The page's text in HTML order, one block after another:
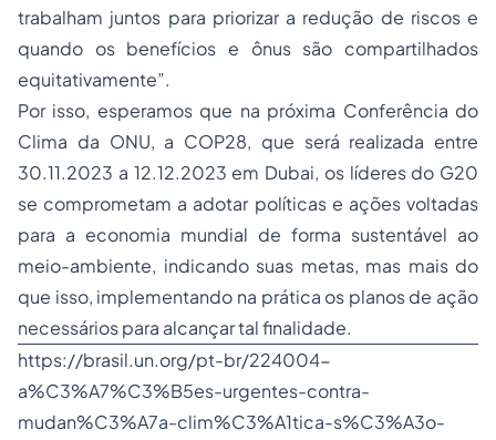
trabalham juntos para priorizar a redução de riscos e
quando os benefícios e ônus são compartilhados
equitativamente”.
Por isso, esperamos que na próxima Conferência do
Clima da ONU, a COP28, que será realizada entre
30.11.2023 a 12.12.2023 em Dubai, os líderes do G20
se comprometam a adotar políticas e ações voltadas
para a economia mundial de forma sustentável ao
meio-ambiente, indicando suas metas, mas mais do
que isso, implementando na prática os planos de ação
necessários para alcançar tal finalidade.
https://brasil.un.org/pt-br/224004-
a%C3%A7%C3%B5es-urgentes-contra-
mudan%C3%A7a-clim%C3%A1tica-s%C3%A3o-